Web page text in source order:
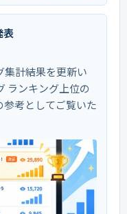
表
集計結果を更新い
ランキング上位の
考としてご覧いた